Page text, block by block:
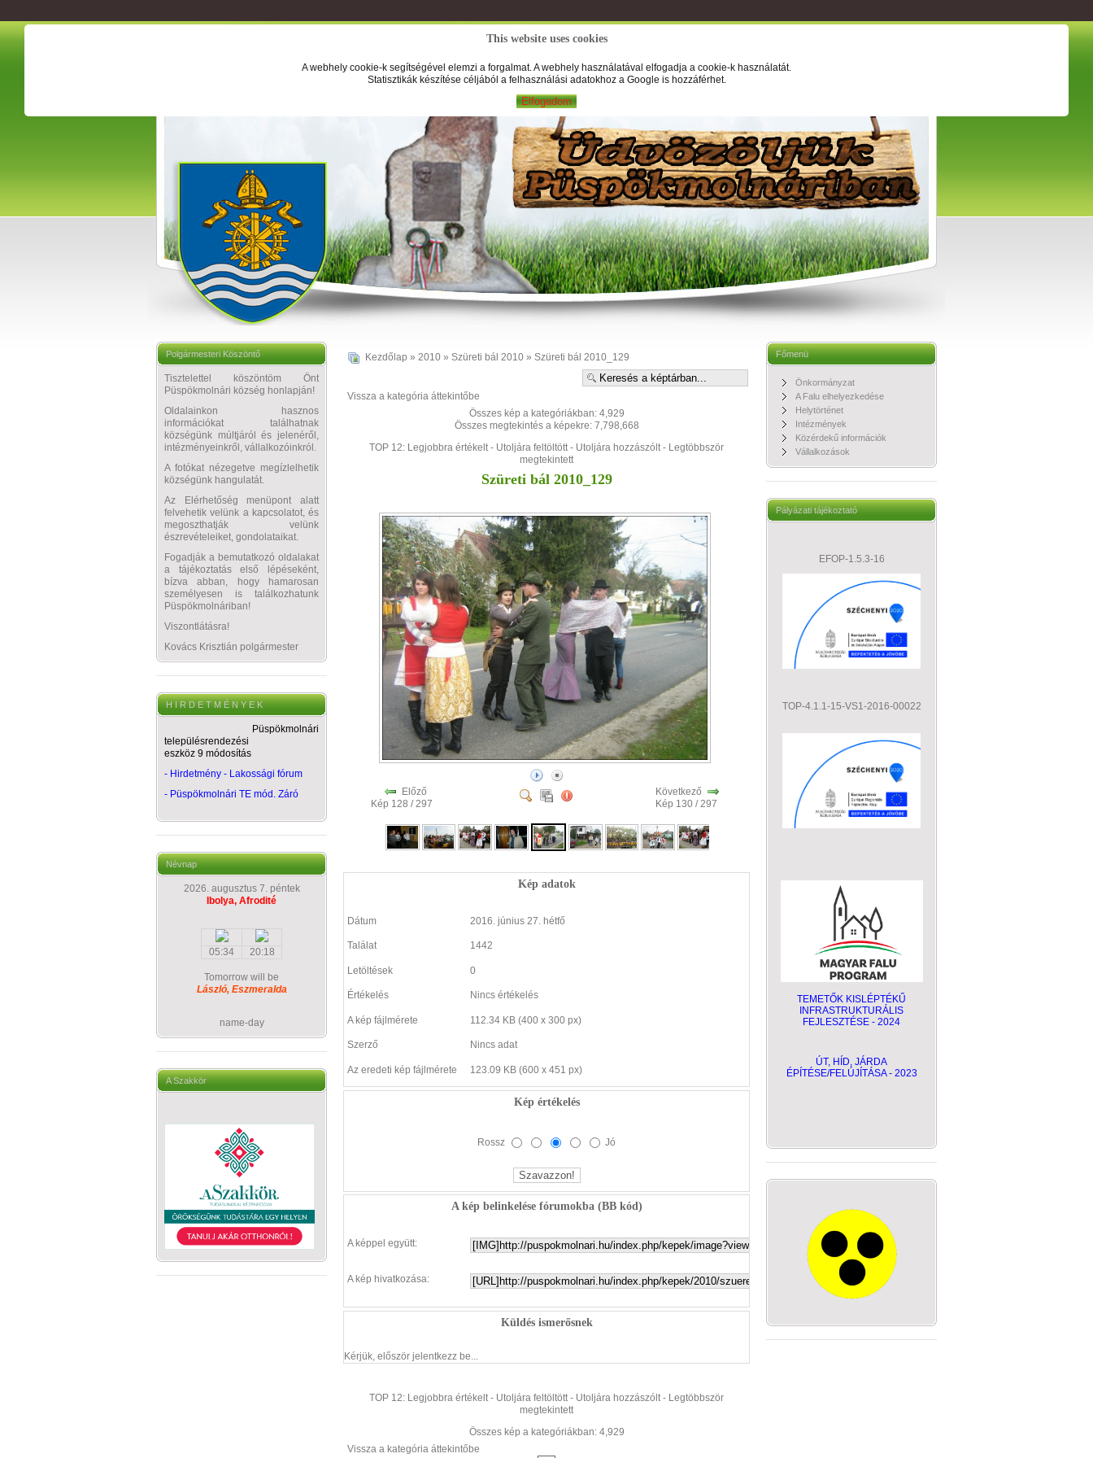
This website uses cookies
A webhely cookie-k segítségével elemzi a forgalmat. A webhely használatával elfogadja a cookie-k használatát.
Statisztikák készítése céljából a felhasználási adatokhoz a Google is hozzáférhet.
Elfogadom
Polgármesteri Köszöntő
Tisztelettel köszöntöm Önt
Püspökmolnári község honlapján!
Oldalainkon hasznos
információkat találhatnak
községünk múltjáról és jelenéről,
intézményeinkről, vállalkozóinkról.
A fotókat nézegetve megízlelhetik
községünk hangulatát.
Az Elérhetőség menüpont alatt
felvehetik velünk a kapcsolatot, és
megoszthatják velünk
észrevételeiket, gondolataikat.
Fogadják a bemutatkozó oldalakat
a tájékoztatás első lépéseként,
bízva abban, hogy hamarosan
személyesen is találkozhatunk
Püspökmolnáriban!
Viszontlátásra!
Kovács Krisztián polgármester
H I R D E T M É N Y E K
Püspökmolnári
településrendezési
eszköz 9 módosítás
- Hirdetmény - Lakossági fórum
- Püspökmolnári TE mód. Záró
Névnap
2026. augusztus 7. péntek
Ibolya, Afrodité
05:34 20:18
Tomorrow will be
László, Eszmeralda
name-day
A Szakkör
Kezdőlap » 2010 » Szüreti bál 2010 » Szüreti bál 2010_129
Vissza a kategória áttekintőbe
Összes kép a kategóriákban: 4,929
Összes megtekintés a képekre: 7,798,668
TOP 12: Legjobbra értékelt - Utoljára feltöltött - Utoljára hozzászólt - Legtöbbször
megtekintett
Szüreti bál 2010_129
Előző
Kép 128 / 297
Következő
Kép 130 / 297
Kép adatok
Dátum 2016. június 27. hétfő
Találat 1442
Letöltések 0
Értékelés Nincs értékelés
A kép fájlmérete 112.34 KB (400 x 300 px)
Szerző Nincs adat
Az eredeti kép fájlmérete 123.09 KB (600 x 451 px)
Kép értékelés
Rossz Jó
A kép belinkelése fórumokba (BB kód)
A képpel együtt:
A kép hivatkozása:
Küldés ismerősnek
Kérjük, először jelentkezz be...
TOP 12: Legjobbra értékelt - Utoljára feltöltött - Utoljára hozzászólt - Legtöbbször
megtekintett
Összes kép a kategóriákban: 4,929
Vissza a kategória áttekintőbe
Főmenü
Önkormányzat
A Falu elhelyezkedése
Helytörténet
Intézmények
Közérdekű információk
Vállalkozások
Pályázati tájékoztató
EFOP-1.5.3-16
TOP-4.1.1-15-VS1-2016-00022
TEMETŐK KISLÉPTÉKŰ
INFRASTRUKTURÁLIS
FEJLESZTÉSE - 2024
ÚT, HÍD, JÁRDA
ÉPÍTÉSE/FELÚJÍTÁSA - 2023